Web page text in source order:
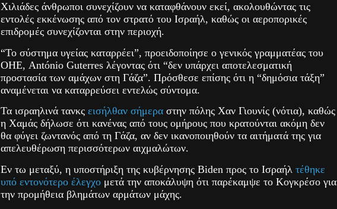
Χιλιάδες άνθρωποι συνεχίζουν να καταφθάνουν εκεί, ακολουθώντας τις
εντολές εκκένωσης από τον στρατό του Ισραήλ, καθώς οι αεροπορικές
επιδρομές συνεχίζονται στην περιοχή.
“Το σύστημα υγείας καταρρέει”, προειδοποίησε ο γενικός γραμματέας του
ΟΗΕ, António Guterres λέγοντας ότι “δεν υπάρχει αποτελεσματική
προστασία των αμάχων στη Γάζα”. Πρόσθεσε επίσης ότι η “δημόσια τάξη”
αναμένεται να καταρρεύσει εντελώς σύντομα.
Τα ισραηλινά τανκςεισήλθαν σήμερα στην πόλης Χαν Γιουνίς (νότια), καθώς
η Χαμάς δήλωσε ότι κανένας από τους ομήρους που κρατούνται ακόμη δεν
θα φύγει ζωντανός από τη Γάζα, αν δεν ικανοποιηθούν τα αιτήματά της για
απελευθέρωση περισσότερων αιχμαλώτων.
Εν τω μεταξύ, η υποστήριξη της κυβέρνησης Biden προς το Ισραήλτέθηκε
υπό εντονότερο έλεγχο μετά την αποκάλυψη ότι παρέκαμψε το Κογκρέσο για
την προμήθεια βλημάτων αρμάτων μάχης.